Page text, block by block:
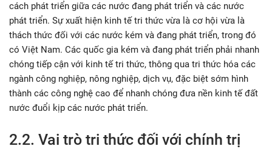
cách phát triển giữa các nước đang phát triển và các nước
phát triển. Sự xuất hiện kinh tế tri thức vừa là cơ hội vừa là
thách thức đối với các nước kém và đang phát triển, trong đó
có Việt Nam. Các quốc gia kém và đang phát triển phải nhanh
chóng tiếp cận với kinh tế tri thức, thông qua tri thức hóa các
ngành công nghiệp, nông nghiệp, dịch vụ, đặc biệt sớm hình
thành các công nghệ cao để nhanh chóng đưa nền kinh tế đất
nước đuổi kịp các nước phát triển.
2.2. Vai trò tri thức đối với chính trị